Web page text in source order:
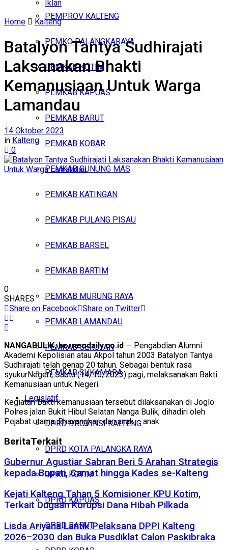
Iklan
Sabtu, Agustus 8, 2026
PEMPROV KALTENG
PEMKO PALANGKARAYA
PEMKAB KOTIM
PEMKAB KAPUAS
PEMKAB BARUT
PEMKAB KOBAR
PEMKAB GUNUNG MAS
PEMKAB KATINGAN
PEMKAB PULANG PISAU
PEMKAB BARSEL
PEMKAB BARTIM
PEMKAB MURUNG RAYA
PEMKAB LAMANDAU
PEMKAB SERUYAN
PEMKAB SUKAMARA
Legislatif
DPRD PROVINSI KALTENG
DPRD KOTA PALANGKA RAYA
DPRD KOTIM
DPRD KAPUAS
DPRD BARUT
Home Kalteng
Batalyon Tantya Sudhirajati
Laksanakan Bhakti
Kemanusiaan Untuk Warga
Lamandau
14 Oktober 2023
in Kalteng
0
0
SHARES
Share on Facebook Share on Twitter
NANGABULIK, borneodaily.co.id — Pengabdian Alumni
Akademi Kepolisian atau Akpol tahun 2003 Batalyon Tantya
Sudhirajati telah genap 20 tahun. Sebagai bentuk rasa
syukurNegeri, Sabtu (14/10/2023) pagi, melaksanakan Bakti
Kemanusiaan untuk Negeri.
Kegiatan Bakti kemanusiaan tersebut dilaksanakan di Joglo
Polres jalan Bukit Hibul Selatan Nanga Bulik, dihadiri oleh
Pejabat utama, Bhayangkari dan anak – anak.
BeritaTerkait
Gubernur Agustiar Sabran Beri 5 Arahan Strategis
kepada Bupati, Camat hingga Kades se-Kalteng
Kejati Kalteng Tahan 5 Komisioner KPU Kotim,
Terkait Dugaan Korupsi Dana Hibah Pilkada
Lisda Ariyana Lantik Pelaksana DPPI Kalteng
2026–2030 dan Buka Pusdiklat Calon Paskibraka